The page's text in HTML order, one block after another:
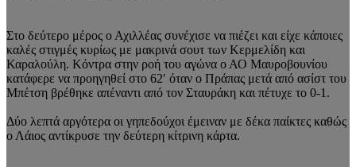
Στο δεύτερο μέρος ο Αχιλλέας συνέχισε να πιέζει και είχε κάποιες
καλές στιγμές κυρίως με μακρινά σουτ των Κερμελίδη και
Καραλούλη. Κόντρα στην ροή του αγώνα ο ΑΟ Μαυροβουνίου
κατάφερε να προηγηθεί στο 62′ όταν ο Πράπας μετά από ασίστ του
Μπέτση βρέθηκε απέναντι από τον Σταυράκη και πέτυχε το 0-1.
Δύο λεπτά αργότερα οι γηπεδούχοι έμειναν με δέκα παίκτες καθώς
ο Λάιος αντίκρυσε την δεύτερη κίτρινη κάρτα.